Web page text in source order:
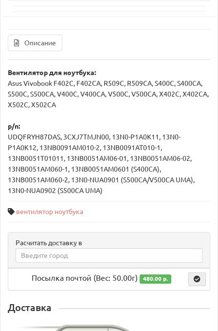
Описание
Вентилятор для ноутбука:
Asus Vivobook F402C, F402CA, R509C, R509CA, S400C, S400CA,
S500C, S500CA, V400C, V400CA, V500C, V500CA, X402C, X402CA,
X502C, X502CA
p/n:
UDQFRYH87DAS, 3CXJ7TMJN00, 13N0-P1A0K11, 13N0-
P1A0K12, 13NB0091AM010-2, 13NB0091AT010-1,
13NB0051T01011, 13NB0051AM06-01, 13NB0051AM06-02,
13NB0051AM060-1, 13NB0051AM0601 (S400CA),
13NB0051AM060-2, 13N0-NUA0901 (S500CA/V500CA UMA),
13N0-NUA0902 (S500CA UMA)
вентилятор ноутбука
Расчитать доставку в
Посылка почтой (Вес: 50.00г) 480.00 р.
Доставка